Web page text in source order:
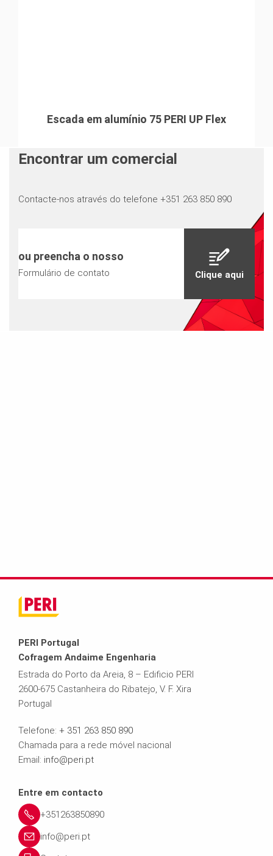
Escada em alumínio 75 PERI UP Flex
Encontrar um comercial
Contacte-nos através do telefone +351 263 850 890
ou preencha o nosso
Formulário de contato Clique aqui
PERI Portugal
Cofragem Andaime Engenharia
Estrada do Porto da Areia, 8 – Edificio PERI
2600-675 Castanheira do Ribatejo, V. F. Xira
Portugal
Telefone: + 351 263 850 890
Chamada para a rede móvel nacional
Email: info@peri.pt
Entre em contacto
+351263850890
info@peri.pt